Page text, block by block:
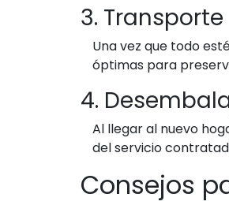
3. Transporte
Una vez que todo
óptimas para
4.
Al llegar al nuevo
del servicio
Consejos